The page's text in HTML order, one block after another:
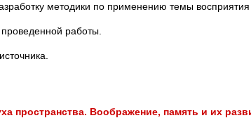
методики по применению темы
работы.
пространства. Воображение, память и их